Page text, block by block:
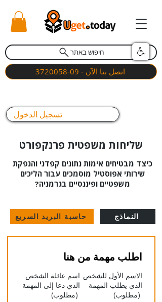
חיפוש באתר
اتصل بنا الآن - 09-3720058
تسجيل الدخول
שליחות משפטית פרנקפורט
כיצד מבטיחים אימות נתונים קפדני והנפקת
שירותי אפוסטיל מוסמכים עבור הליכים
משפטיים ופיננסיים בגרמניה?
النماذج حاسبة البريد السريع
اطلب مهمة من هنا
الاسم الأول للشخص
الذي يطلب المهمة
(مطلوب)
اسم عائلة الشخص
الذي دعا إلى المهمة
(مطلوب)